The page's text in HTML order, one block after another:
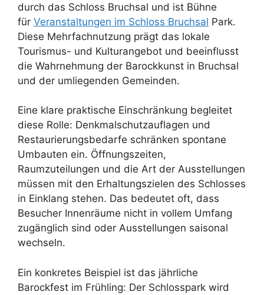
durch das Schloss Bruchsal und ist Bühne
für Veranstaltungen im Schloss Bruchsal Park.
Diese Mehrfachnutzung prägt das lokale
Tourismus- und Kulturangebot und beeinflusst
die Wahrnehmung der Barockkunst in Bruchsal
und der umliegenden Gemeinden.
Eine klare praktische Einschränkung begleitet
diese Rolle: Denkmalschutzauflagen und
Restaurierungsbedarfe schränken spontane
Umbauten ein. Öffnungszeiten,
Raumzuteilungen und die Art der Ausstellungen
müssen mit den Erhaltungszielen des Schlosses
in Einklang stehen. Das bedeutet oft, dass
Besucher Innenräume nicht in vollem Umfang
zugänglich sind oder Ausstellungen saisonal
wechseln.
Ein konkretes Beispiel ist das jährliche
Barockfest im Frühling: Der Schlosspark wird